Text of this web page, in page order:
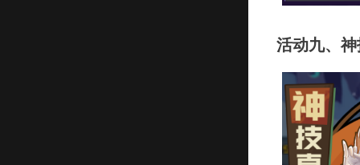
活动九、